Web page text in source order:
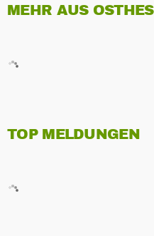
MEHR AUS
TOP MELDUNGEN